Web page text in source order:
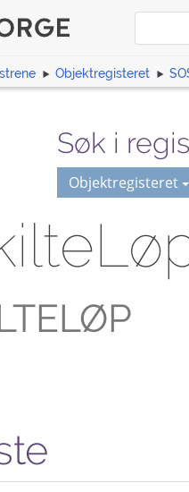
Objektregisteret
Søk i
Objektregisteret